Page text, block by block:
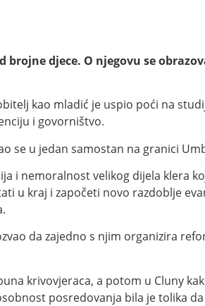
djece. O njegovu se
kao mladić je uspio poći na
i govorništvo.
se u jedan samostan na granici
i nemoralnost velikog dijela klera
u kraj i započeti novo razdoblje
da zajedno s njim organizira
krivovjeraca, a potom u Cluny
posredovanja bila je tolika